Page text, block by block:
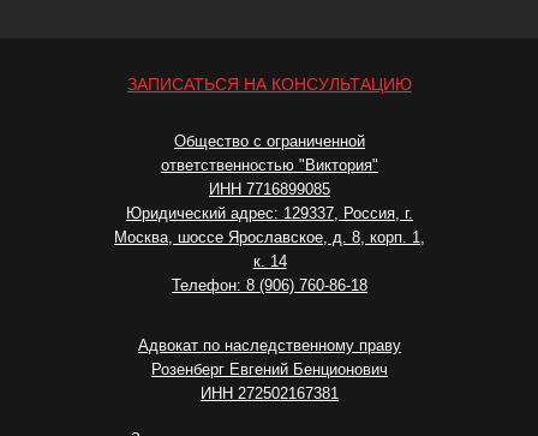
ЗАПИСАТЬСЯ НА КОНСУЛЬТАЦИЮ
Адвокат по наследственному праву
Розенберг Евгений Бенционович
Общество с ограниченной
ответственностью "Виктория"
ИНН 7716899085
Юридический адрес: 129337, Россия, г.
Москва, шоссе Ярославское, д. 8, корп. 1,
к. 14
Телефон: 8 (906) 760-86-18
ИНН 272502167381